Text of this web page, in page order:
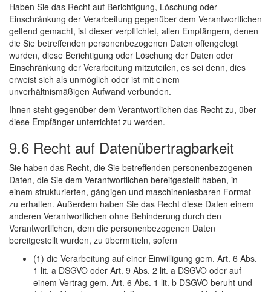
Haben Sie das Recht auf Berichtigung, Löschung oder
Einschränkung der Verarbeitung gegenüber dem Verantwortlichen
geltend gemacht, ist dieser verpflichtet, allen Empfängern, denen
die Sie betreffenden personenbezogenen Daten offengelegt
wurden, diese Berichtigung oder Löschung der Daten oder
Einschränkung der Verarbeitung mitzuteilen, es sei denn, dies
erweist sich als unmöglich oder ist mit einem
unverhältnismäßigen Aufwand verbunden.
Ihnen steht gegenüber dem Verantwortlichen das Recht zu, über
diese Empfänger unterrichtet zu werden.
9.6 Recht auf Datenübertragbarkeit
Sie haben das Recht, die Sie betreffenden personenbezogenen
Daten, die Sie dem Verantwortlichen bereitgestellt haben, in
einem strukturierten, gängigen und maschinenlesbaren Format
zu erhalten. Außerdem haben Sie das Recht diese Daten einem
anderen Verantwortlichen ohne Behinderung durch den
Verantwortlichen, dem die personenbezogenen Daten
bereitgestellt wurden, zu übermitteln, sofern
(1) die Verarbeitung auf einer Einwilligung gem. Art. 6 Abs.
1 lit. a DSGVO oder Art. 9 Abs. 2 lit. a DSGVO oder auf
einem Vertrag gem. Art. 6 Abs. 1 lit. b DSGVO beruht und